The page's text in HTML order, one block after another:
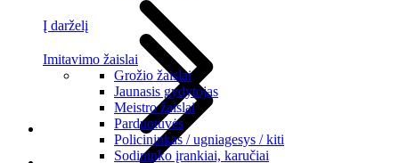
Į darželį
Imitavimo žaislai
Grožio žaislai
Jaunasis gydytojas
Meistro žaislai
Parduotuvės
Policininkas / ugniagesys / kiti
Sodininko įrankiai, karučiai